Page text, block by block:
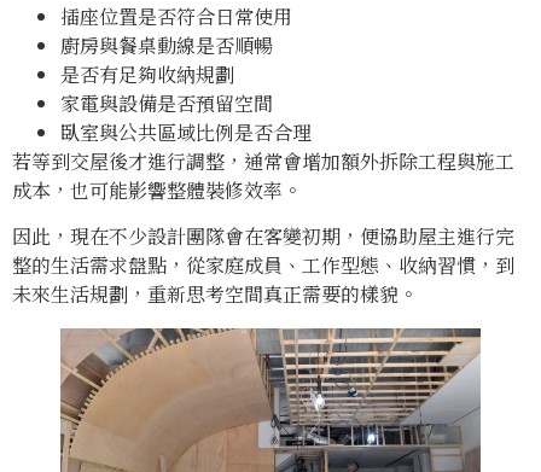
插座位置是否符合日常使用
廚房與餐桌動線是否順暢
是否有足夠收納規劃
家電與設備是否預留空間
臥室與公共區域比例是否合理
若等到交屋後才進行調整，通常會增加額外拆除工程與施工
成本，也可能影響整體裝修效率。
因此，現在不少設計團隊會在客變初期，便協助屋主進行完
整的生活需求盤點，從家庭成員、工作型態、收納習慣，到
未來生活規劃，重新思考空間真正需要的樣貌。